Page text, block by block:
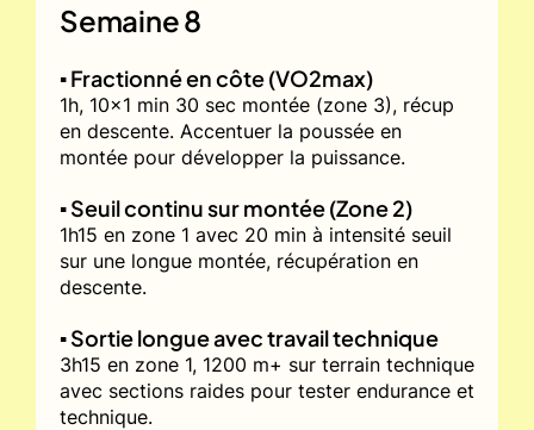
Semaine 8
▪️ Fractionné en côte (VO2max)
1h, 10x1 min 30 sec montée (zone 3), récup
en descente. Accentuer la poussée en
montée pour développer la puissance.
▪️ Seuil continu sur montée (Zone 2)
1h15 en zone 1 avec 20 min à intensité seuil
sur une longue montée, récupération en
descente.
▪️ Sortie longue avec travail technique
3h15 en zone 1, 1200 m+ sur terrain technique
avec sections raides pour tester endurance et
technique.